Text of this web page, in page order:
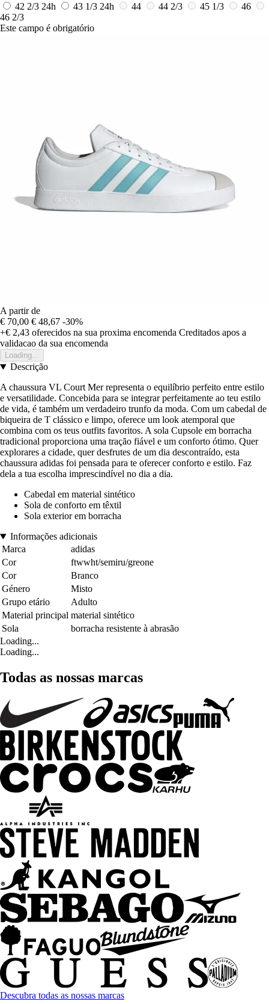
42 2/3 24h 43 1/3 24h 44 44 2/3 45 1/3
46
46 2/3
Este campo é obrigatório
A partir de
€ 70,00 € 48,67 -30%
+€ 2,43 oferecidos na sua proxima encomenda Creditados apos a
validacao da sua encomenda
Loading...
Descrição
A chaussura VL Court Mer representa o equilíbrio perfeito entre estilo
e versatilidade. Concebida para se integrar perfeitamente ao teu estilo
de vida, é também um verdadeiro trunfo da moda. Com um cabedal de
biqueira de T clássico e limpo, oferece um look atemporal que
combina com os teus outfits favoritos. A sola Cupsole em borracha
tradicional proporciona uma tração fiável e um conforto ótimo. Quer
explorares a cidade, quer desfrutes de um dia descontraído, esta
chaussura adidas foi pensada para te oferecer conforto e estilo. Faz
dela a tua escolha imprescindível no dia a dia.
Cabedal em material sintético
Sola de conforto em têxtil
Sola exterior em borracha
Informações adicionais
Marca
adidas
Cor
ftwwht/semiru/greone
Cor
Branco
Género
Misto
Grupo etário
Adulto
Material principal material sintético
Sola
borracha resistente à abrasão
Loading...
Loading...
Todas as nossas marcas
Descubra todas as nossas marcas